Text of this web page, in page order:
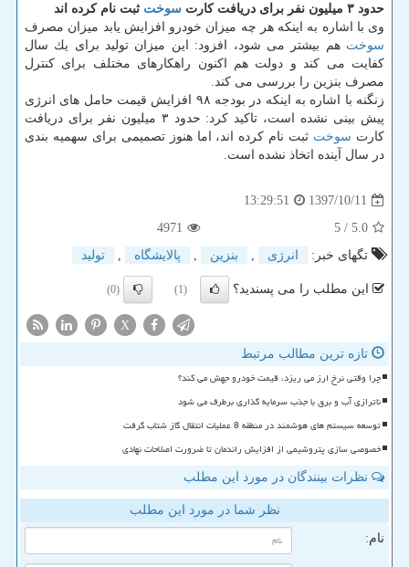
حدود ۳ میلیون نفر برای دریافت كارت
سوخت ثبت نام كرده اند
وی با اشاره به اینكه هر چه میزان خودرو افزایش یابد میزان مصرف
سوخت هم بیشتر می شود، افزود: این میزان تولید برای یك سال
كفایت می كند و دولت هم اكنون راهكارهای مختلف برای كنترل
مصرف بنزین را بررسی می كند.
زنگنه با اشاره به اینكه در بودجه ۹۸ افزایش قیمت حامل های انرژی
پیش بینی نشده است، تاكید كرد: حدود ۳ میلیون نفر برای دریافت
كارت سوخت ثبت نام كرده اند، اما هنوز تصمیمی برای سهمیه بندی
در سال آینده اتخاذ نشده است.
1397/10/11
13:29:51
5.0
/ 5
4971
تگهای خبر:
انرژی , بنزین , پالایشگاه , تولید
این مطلب را می پسندید؟ (1)
(0)
X
تازه ترین مطالب مرتبط
چرا وقتی نرخ ارز می ریزد، قیمت خودرو جهش می کند؟
ناترازی آب و برق با جذب سرمایه گذاری برطرف می شود
توسعه سیستم های هوشمند در منطقه 8 عملیات انتقال گاز شتاب گرفت
خصوصی سازی پتروشیمی از افزایش راندمان تا ضرورت اصلاحات نهادی
نظرات بینندگان در مورد این مطلب
نظر شما در مورد این مطلب
نام: